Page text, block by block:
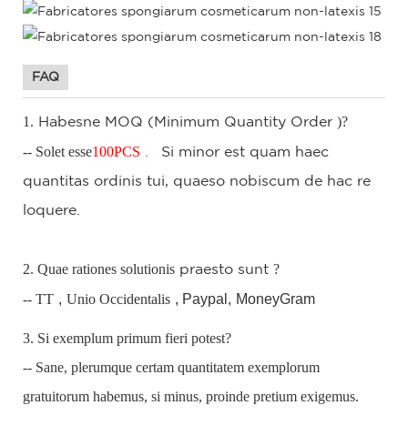
FAQ
1. Habesne MOQ (Minimum Quantity Order )?
-- Solet esse100PCS . Si minor est quam haec
quantitas ordinis tui, quaeso nobiscum de hac re
loquere.
2. Quae rationes solutionis praesto sunt ?
-- TT , Unio Occidentalis , Paypal, MoneyGram
3. Si exemplum primum fieri potest?
-- Sane, plerumque certam quantitatem exemplorum
gratuitorum habemus, si minus, proinde pretium exigemus.